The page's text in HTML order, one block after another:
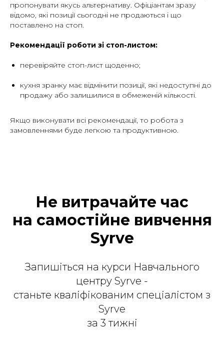
пропонувати якусь альтернативу. Офіціантам зразу
відомо, які позиції сьогодні не продаються і що
поставлено на стоп.
Рекомендації роботи зі стоп-листом:
перевіряйте стоп-лист щоденно;
кухня зранку має відмінити позиції, які недоступні до
продажу або залишилися в обмеженій кількості.
Якщо виконувати всі рекомендації, то робота з
замовленнями буде легкою та продуктивною.
Не витрачайте час
на самостійне вивчення
Syrve
Запишіться на курси Навчального
центру Syrve -
станьте кваліфікованим спеціалістом з
Syrve
за 3 тижні